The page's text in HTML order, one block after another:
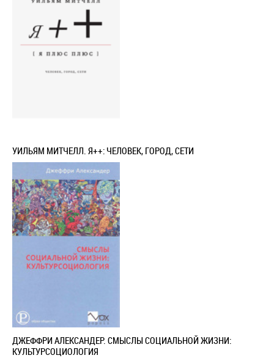
УИЛЬЯМ МИТЧЕЛЛ. Я++: ЧЕЛОВЕК, ГОРОД, СЕТИ
ДЖЕФФРИ АЛЕКСАНДЕР. СМЫСЛЫ СОЦИАЛЬНОЙ ЖИЗНИ:
КУЛЬТУРСОЦИОЛОГИЯ